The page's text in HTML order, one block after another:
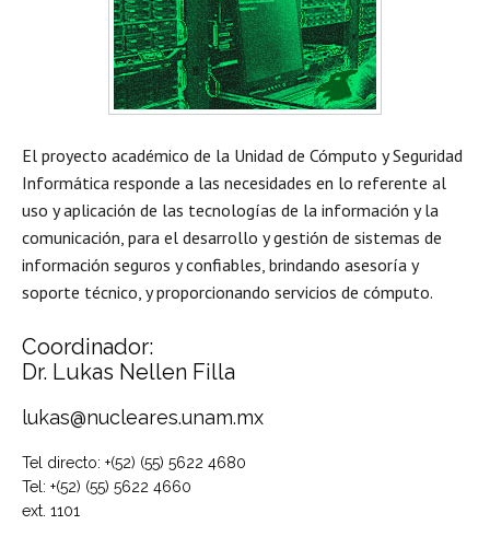
El proyecto académico de la Unidad de Cómputo y Seguridad
Informática responde a las necesidades en lo referente al
uso y aplicación de las tecnologías de la información y la
comunicación, para el desarrollo y gestión de sistemas de
información seguros y confiables, brindando asesoría y
soporte técnico, y proporcionando servicios de cómputo.
Coordinador:
Dr. Lukas Nellen Filla
lukas@nucleares.unam.mx
Tel directo: +(52) (55) 5622 4680
Tel: +(52) (55) 5622 4660
ext. 1101